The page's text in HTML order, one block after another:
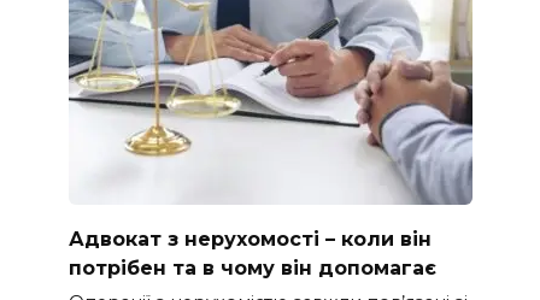
Адвокат з нерухомості – коли він
потрібен та в чому він допомагає